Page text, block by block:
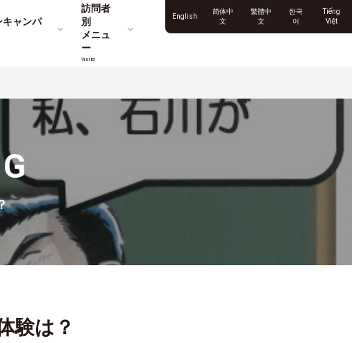
キャンパ
訪問者
別
メニュ
ー
Visitor
English
简体中
文
繁體中
文
한국
어
Tiếng
Việt
験は？